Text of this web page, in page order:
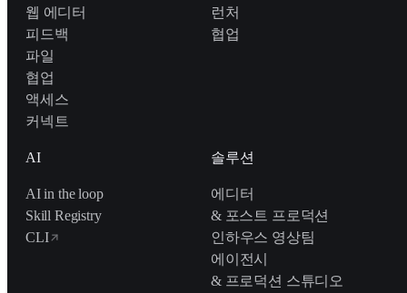
웹 에디터
피드백
파일
협업
액세스
커넥트
런처
협업
AI
AI in the loop
Skill Registry
CLI
솔루션
에디터
& 포스트 프로덕션
인하우스 영상팀
에이전시
& 프로덕션 스튜디오